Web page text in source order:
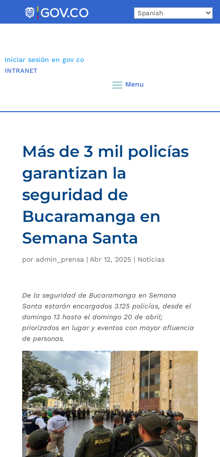
Iniciar sesión en gov co
INTRANET
Más de 3 mil policías
garantizan la
seguridad de
Bucaramanga en
Semana Santa
por admin_prensa | Abr 12, 2025| Noticias
De la seguridad de Bucaramanga en Semana
Santa estarán encargados 3.125 policías, desde el
domingo 13 hasta el domingo 20 de abril;
priorizados en lugar y eventos con mayor afluencia
de personas.